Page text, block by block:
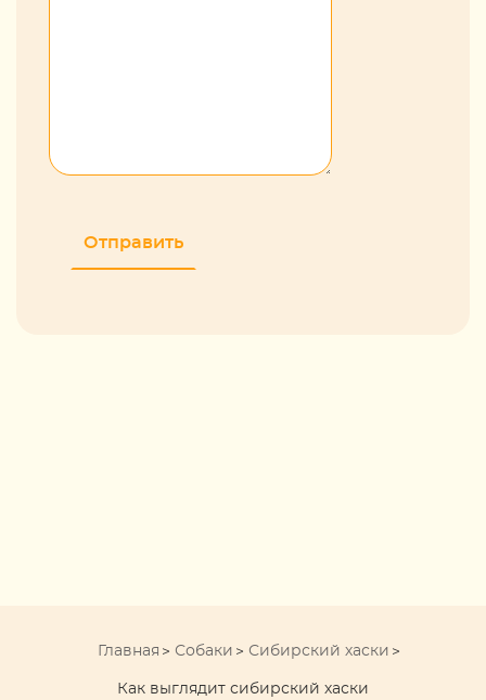
Главная Собаки Сибирский хаски
Как выглядит сибирский хаски